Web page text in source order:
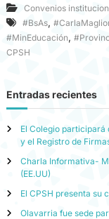
Convenios
#BsAs,
#MinEducación ,
CPSH
Entradas recientes
El Colegio participará
y el Registro de
Charla Informativa-
(EE.UU)
El CPSH presenta su
Olavarria fue sede